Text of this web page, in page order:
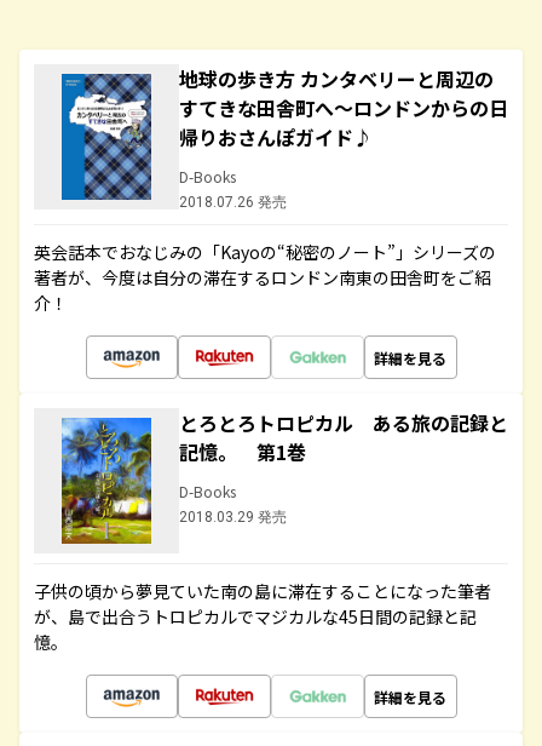
地球の歩き方 カンタベリーと周辺の
すてきな田舎町へ～ロンドンからの日
帰りおさんぽガイド♪
D-Books
2018.07.26 発売
英会話本でおなじみの「Kayoの“秘密のノート”」シリーズの
著者が、今度は自分の滞在するロンドン南東の田舎町をご紹
介！
詳細を見る
とろとろトロピカル ある旅の記録と
記憶。 第1巻
D-Books
2018.03.29 発売
子供の頃から夢見ていた南の島に滞在することになった筆者
が、島で出合うトロピカルでマジカルな45日間の記録と記
憶。
詳細を見る